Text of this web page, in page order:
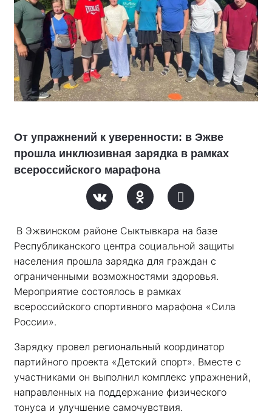
От упражнений к уверенности: в Эжве
прошла инклюзивная зарядка в рамках
всероссийского марафона
В Эжвинском районе Сыктывкара на базе
Республиканского центра социальной защиты
населения прошла зарядка для граждан с
ограниченными возможностями здоровья.
Мероприятие состоялось в рамках
всероссийского спортивного марафона «Сила
России».
Зарядку провел региональный координатор
партийного проекта «Детский спорт». Вместе с
участниками он выполнил комплекс упражнений,
направленных на поддержание физического
тонуса и улучшение самочувствия.